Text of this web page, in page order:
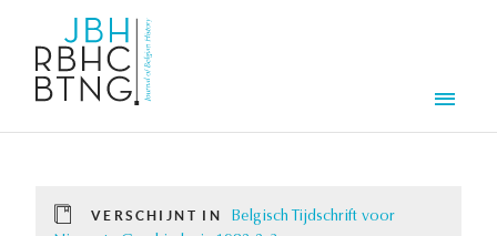
VERSCHIJNT IN
Belgisch Tijdschrift voor